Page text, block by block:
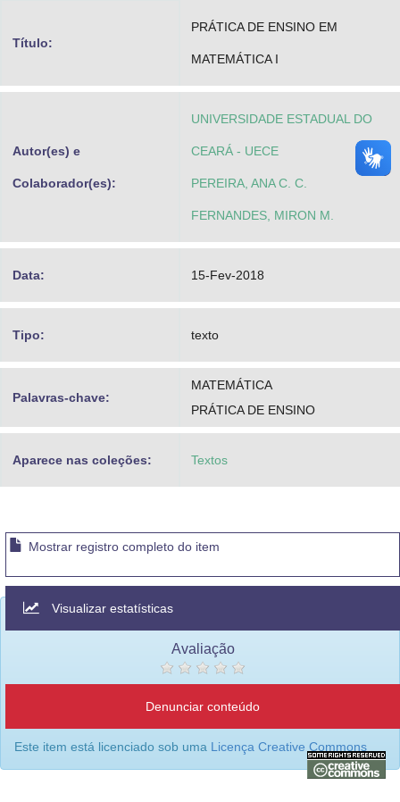
Título:
PRÁTICA DE ENSINO EM
MATEMÁTICA I
Autor(es) e
Colaborador(es):
UNIVERSIDADE ESTADUAL DO
CEARÁ - UECE
PEREIRA, ANA C. C.
FERNANDES, MIRON M.
Data: 15-Fev-2018
Tipo: texto
Palavras-chave:
MATEMÁTICA
PRÁTICA DE ENSINO
Aparece nas coleções: Textos
Mostrar registro completo do item
Visualizar estatísticas
Avaliação
Denunciar conteúdo
Este item está licenciado sob uma Licença Creative Commons